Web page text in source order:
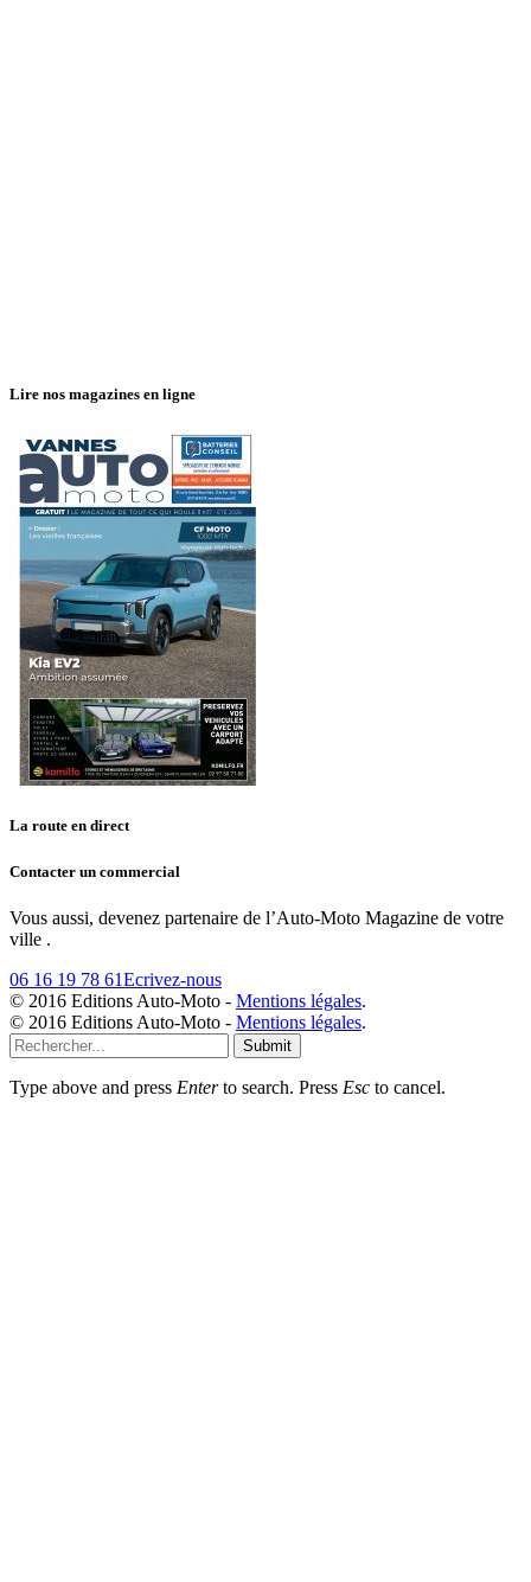
Lire nos magazines en ligne
La route en direct
Contacter un commercial
Vous aussi, devenez partenaire de l’Auto-Moto Magazine de votre
ville .
06 16 19 78 61Ecrivez-nous
© 2016 Editions Auto-Moto - Mentions légales.
© 2016 Editions Auto-Moto - Mentions légales.
Submit
Type above and press Enterto search. Press Esc to cancel.